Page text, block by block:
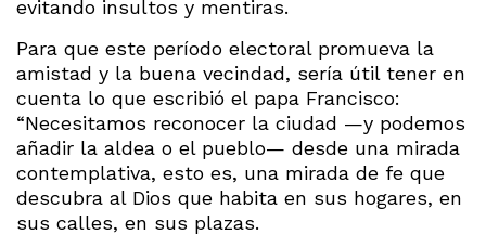
evitando insultos y mentiras.
Para que este período electoral promueva la
amistad y la buena vecindad, sería útil tener en
cuenta lo que escribió el papa Francisco:
“Necesitamos reconocer la ciudad —y podemos
añadir la aldea o el pueblo— desde una mirada
contemplativa, esto es, una mirada de fe que
descubra al Dios que habita en sus hogares, en
sus calles, en sus plazas.